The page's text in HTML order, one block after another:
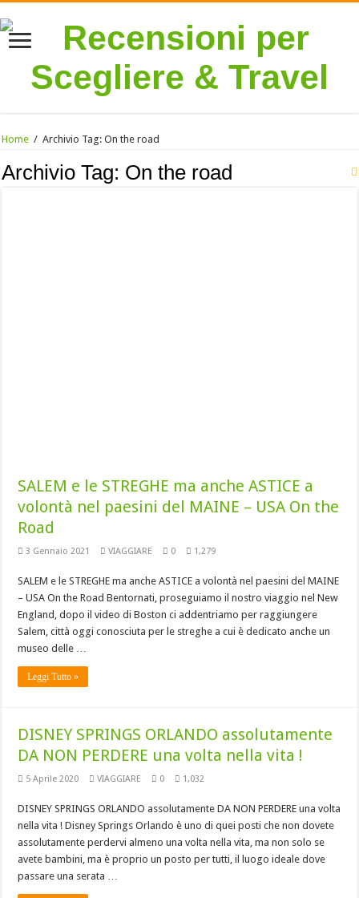
Home / Archivio Tag:On the road
Archivio Tag: On the road
SALEM e le STREGHE ma anche ASTICE a
volontà nel paesini del MAINE – USA On the
Road
3 Gennaio 2021 VIAGGIARE 0 1,279
SALEM e le STREGHE ma anche ASTICE a volontà nel paesini del MAINE
– USA On the Road Bentornati, proseguiamo il nostro viaggio nel New
England, dopo il video di Boston ci addentriamo per raggiungere
Salem, città oggi conosciuta per le streghe a cui è dedicato anche un
museo delle …
Leggi Tutto »
DISNEY SPRINGS ORLANDO assolutamente
DA NON PERDERE una volta nella vita !
5 Aprile 2020 VIAGGIARE 0 1,032
DISNEY SPRINGS ORLANDO assolutamente DA NON PERDERE una volta
nella vita ! Disney Springs Orlando è uno di quei posti che non dovete
assolutamente perdervi almeno una volta nella vita, ma non solo se
avete bambini, ma è proprio un posto per tutti, il luogo ideale dove
passare una serata …